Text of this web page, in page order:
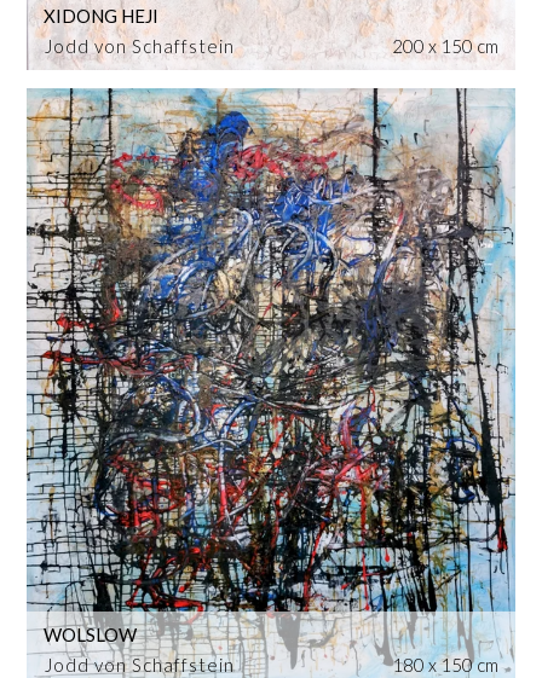
Jodd von Schaffstein
XIDONG HEJI
200 x 150 cm
Jodd von Schaffstein
WOLSLOW
180 x 150 cm